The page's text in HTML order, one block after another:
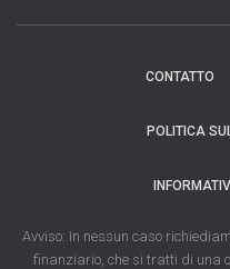
CONTATTO
POLITICA
Avviso: In nessun caso
finanziario, che si tratti di una